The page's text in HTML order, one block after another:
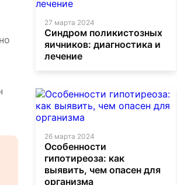
27 марта 2024
Синдром поликистозных
яичников: диагностика и
лечение
26 марта 2024
Особенности
гипотиреоза: как
выявить, чем опасен для
организма